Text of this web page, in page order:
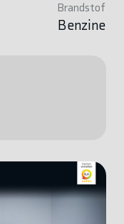
Brandstof
Benzine